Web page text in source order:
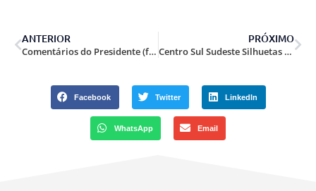
ANTERIOR
Comentários do Presidente (fórum).
PRÓXIMO
Centro Sul Sudeste Silhuetas Metálicas 2010.
Facebook Twitter LinkedIn
WhatsApp Email